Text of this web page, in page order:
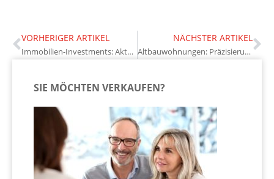
VORHERIGER ARTIKEL
Immobilien-Investments: Aktuelle Chancen und Perspektiven
NÄCHSTER ARTIKEL
Altbauwohnungen: Präzisierung des Mangelbegriffs durch BGH
SIE MÖCHTEN VERKAUFEN?